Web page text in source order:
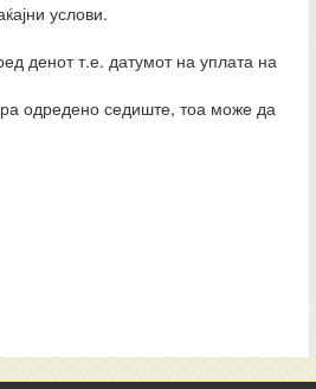
услови.
денот т.е. датумот на уплата на
одредено седиште, тоа може да